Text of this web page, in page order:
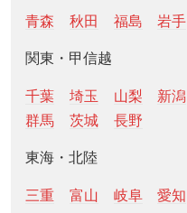
青森 秋田 福島 岩手
関東・甲信越
千葉 埼玉 山梨 新潟
群馬
茨城 長野
東海・北陸
三重 富山 岐阜 愛知